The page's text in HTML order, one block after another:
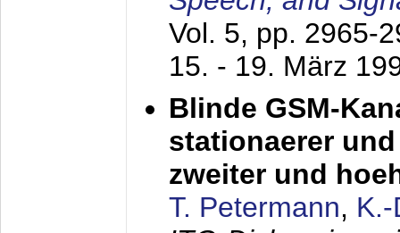
Vol. 5, pp. 2965-
15. - 19. März
Blinde GSM-
stationaerer
zweiter und
T. Petermann,